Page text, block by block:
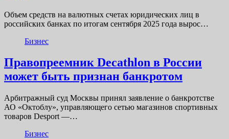
Объем средств на валютных счетах юридических лиц в
российских банках по итогам сентября 2025 года вырос…
Бизнес
Правопреемник Decathlon в России
может быть признан банкротом
Арбитражный суд Москвы принял заявление о банкротстве
АО «Октоблу», управляющего сетью магазинов спортивных
товаров Desport —…
Бизнес